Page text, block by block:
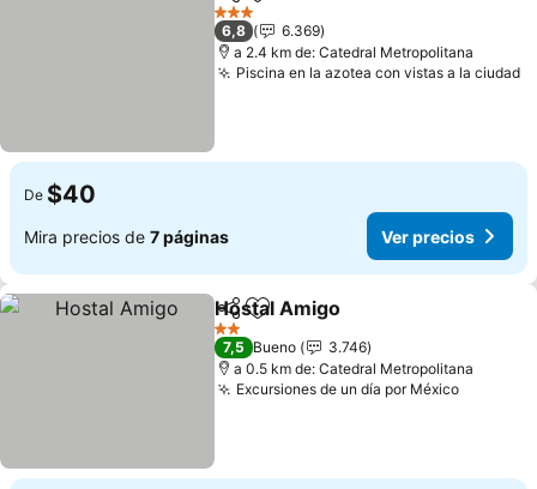
3 Estrellas
6,8
6.369
a 2.4 km de: Catedral Metropolitana
Piscina en la azotea con vistas a la ciudad
De $40
Mira precios de 7 páginas Ver precios
CompartirAgregar a favoritos
Hostal Amigo
2 Estrellas
7,5 Bueno
3.746
a 0.5 km de: Catedral Metropolitana
Excursiones de un día por MéxicoVer